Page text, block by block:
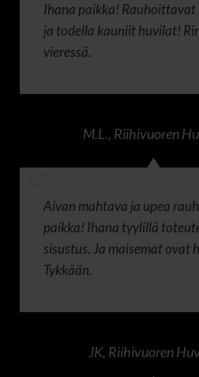
Ihana paikka! Rauhoittavat
ja todella kauniit huvilat!
vieressä.
M.L., Riihivuoren
Aivan mahtava ja upea
paikka! Ihana tyylillä
sisustus. Ja maisemat ovat
Tykkään.
JK, Riihivuoren